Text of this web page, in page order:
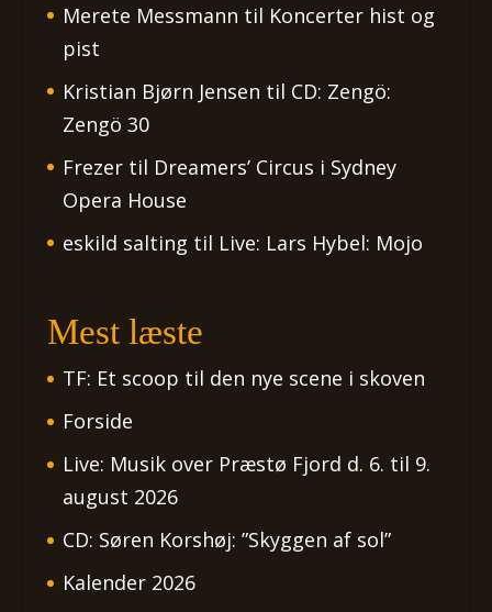
Merete Messmann til Koncerter hist og
pist
Kristian Bjørn Jensen til CD: Zengö:
Zengö 30
Frezertil Dreamers’ Circus i Sydney
Opera House
eskild salting til Live: Lars Hybel: Mojo
Mest læste
TF: Et scoop til den nye scene i skoven
Forside
Live: Musik over Præstø Fjord d. 6. til 9.
august 2026
CD: Søren Korshøj: ”Skyggen af sol”
Kalender 2026